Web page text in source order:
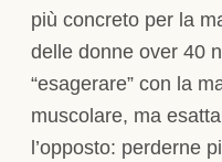
più concreto per la
delle donne over 40
“esagerare” con la
muscolare, ma
l’opposto: perderne